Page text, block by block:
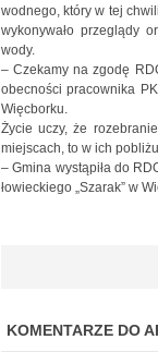
wodnego, który w tej
wykonywało przeglądy
wody.
– Czekamy na zgodę
obecności pracownika
Więcborku.
Życie uczy, że
miejscach, to w ich
– Gmina wystąpiła do
łowieckiego „Szarak” w
KOMENTARZE DO